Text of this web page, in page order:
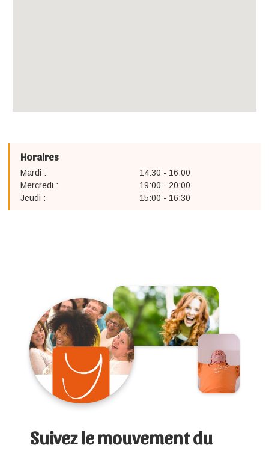
Horaires
Mardi :
14:30 - 16:00
Mercredi :
19:00 - 20:00
Jeudi :
15:00 - 16:30
Suivez le mouvement du